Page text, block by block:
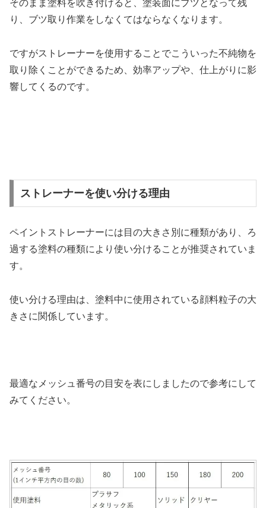
そのまま塗料を吹き付けると、塗装面にブツとなって残
り、ブツ取り作業をしなくてはならなくなります。
ですがストレーナーを使用することでこういった不純物を
取り除くことができるため、効率アップや、仕上がりに影
響してくるのです。
ストレーナーを使い分ける理由
ペイントストレーナーには目の大きさ別に種類があり、ろ
過する塗料の種類により使い分けることが推奨されていま
す。
使い分ける理由は、塗料中に使用されている顔料粒子の大
きさに関係しています。
最適なメッシュ番号の目安を表にしましたので参考にして
みてください。